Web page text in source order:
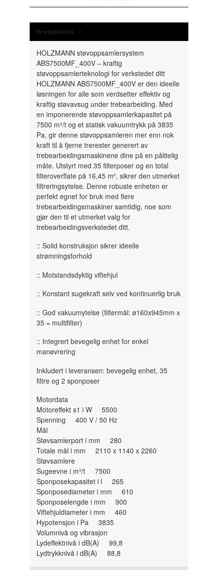
Produktinfo
HOLZMANN støvoppsamlersystem
ABS7500MF_400V – kraftig
støvoppsamlerteknologi for verkstedet ditt
HOLZMANN ABS7500MF_400V er den ideelle
løsningen for alle som verdsetter effektiv og
kraftig støvavsug under trebearbeiding. Med
en imponerende støvoppsamlerkapasitet på
7500 m³/t og et statisk vakuumtrykk på 3835
Pa, gir denne støvoppsamleren mer enn nok
kraft til å fjerne trerester generert av
trebearbeidingsmaskinene dine på en pålitelig
måte. Utstyrt med 35 filterposer og en total
filteroverflate på 16,45 m², sikrer den utmerket
filtreringsytelse. Denne robuste enheten er
perfekt egnet for bruk med flere
trebearbeidingsmaskiner samtidig, noe som
gjør den til et utmerket valg for
trebearbeidingsverkstedet ditt.
:: Solid konstruksjon sikrer ideelle
strømningsforhold
:: Motstandsdyktig viftehjul
:: Konstant sugekraft selv ved kontinuerlig bruk
:: God vakuumytelse (filtermål: ø160x945mm x
35 = multifilter)
:: Integrert bevegelig enhet for enkel
manøvrering
Inkludert i leveransen: bevegelig enhet, 35
filtre og 2 sponposer
Motordata
Motoreffekt s1 i W 5500
Spenning 400 V / 50 Hz
Mål
Støvsamlerport i mm 280
Totale mål i mm 2110 x 1140 x 2260
Støvsamlere
Sugeevne i m³/t 7500
Sponposekapasitet i l 265
Sponposediameter i mm 610
Sponposelengde i mm 900
Viftehjuldiameter i mm 460
Hypotensjon i Pa 3835
Volumnivå og vibrasjon
Lydeffektnivå i dB(A) 99,8
Lydtrykknivå i dB(A) 88,8